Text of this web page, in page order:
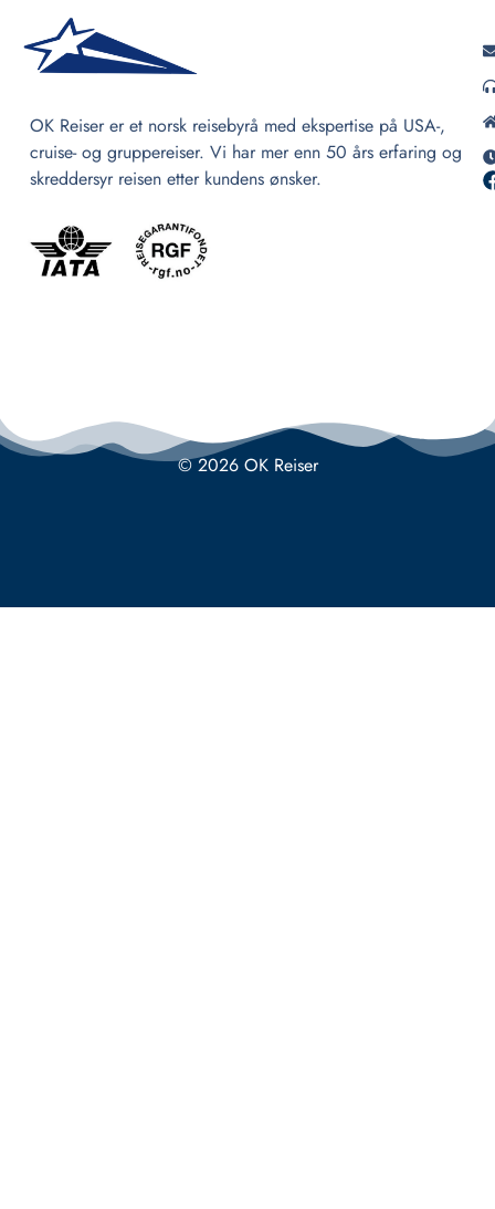
OK Reiser er et norsk reisebyrå med ekspertise på USA-,
cruise- og gruppereiser. Vi har mer enn 50 års erfaring og
skreddersyr reisen etter kundens ønsker.
© 2026 OK Reiser